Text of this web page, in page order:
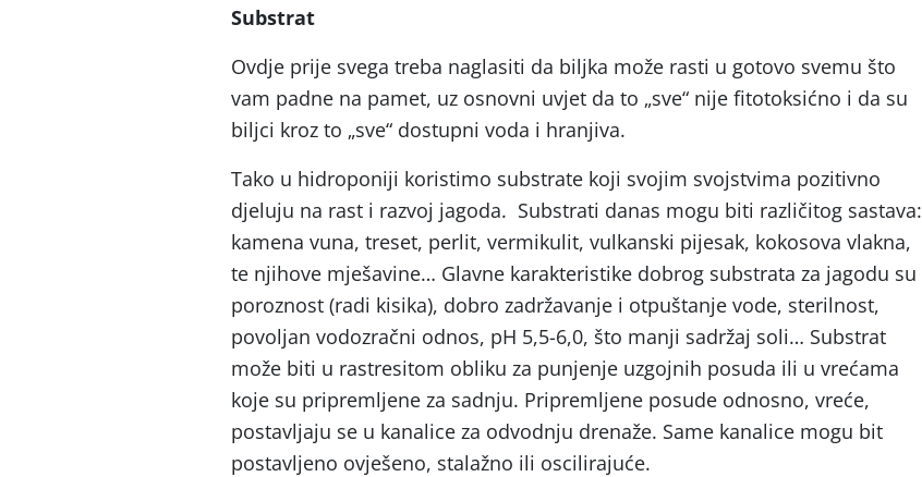
Substrat
Ovdje prije svega treba naglasiti da biljka može rasti u gotovo svemu što
vam padne na pamet, uz osnovni uvjet da to „sve“ nije fitotoksićno i da su
biljci kroz to „sve“ dostupni voda i hranjiva.
Tako u hidroponiji koristimo substrate koji svojim svojstvima pozitivno
djeluju na rast i razvoj jagoda. Substrati danas mogu biti različitog sastava:
kamena vuna, treset, perlit, vermikulit, vulkanski pijesak, kokosova vlakna,
te njihove mješavine… Glavne karakteristike dobrog substrata za jagodu su
poroznost (radi kisika), dobro zadržavanje i otpuštanje vode, sterilnost,
povoljan vodozračni odnos, pH 5,5-6,0, što manji sadržaj soli… Substrat
može biti u rastresitom obliku za punjenje uzgojnih posuda ili u vrećama
koje su pripremljene za sadnju. Pripremljene posude odnosno, vreće,
postavljaju se u kanalice za odvodnju drenaže. Same kanalice mogu bit
postavljeno ovješeno, stalažno ili oscilirajuće.